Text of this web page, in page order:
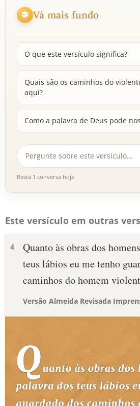
Vá mais fundo
O que este versículo significa?
Quais são os caminhos do
aqui?
Como a palavra de Deus pode
Resta 1 conversa hoje
Este versículo em outras
4
Quanto às obras dos
teus lábios eu me tenho
caminhos do homem
Versão Almeida Revisada